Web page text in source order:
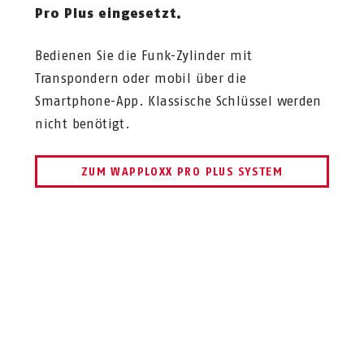
Pro Plus eingesetzt.
Bedienen Sie die Funk-Zylinder mit
Transpondern oder mobil über die
Smartphone-App. Klassische Schlüssel werden
nicht benötigt.
ZUM WAPPLOXX PRO PLUS SYSTEM